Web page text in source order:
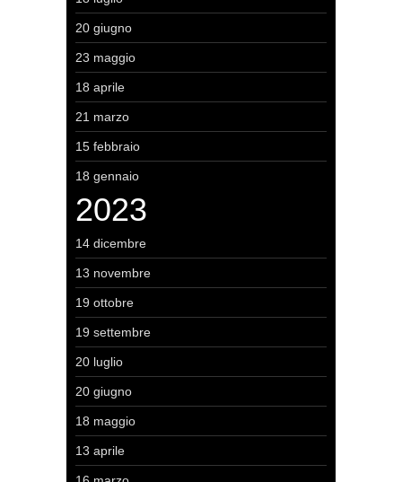
20 giugno
23 maggio
18 aprile
21 marzo
15 febbraio
18 gennaio
2023
14 dicembre
13 novembre
19 ottobre
19 settembre
20 luglio
20 giugno
18 maggio
13 aprile